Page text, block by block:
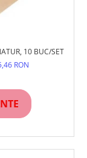
10 BUC/SET
RON